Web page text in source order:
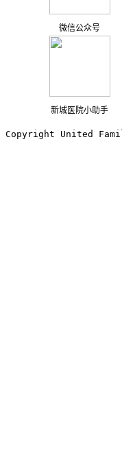
微信公众号
新城医院小助手
Copyright United